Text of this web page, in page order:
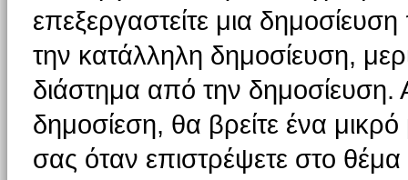
επεξεργαστείτε μια
την κατάλληλη δημοσίευση,
διάστημα από την δημοσίευση.
δημοσίεση, θα βρείτε ένα
σας όταν επιστρέψετε στο